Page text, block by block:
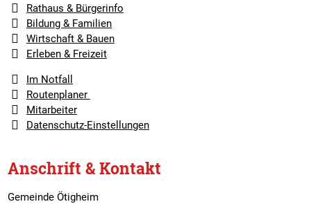
Rathaus & Bürgerinfo
Bildung & Familien
Wirtschaft & Bauen
Erleben & Freizeit
Im Notfall
Routenplaner
Mitarbeiter
Datenschutz-Einstellungen
Anschrift & Kontakt
Gemeinde Ötigheim